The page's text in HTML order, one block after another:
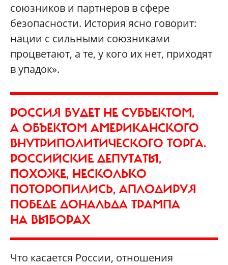
союзников и партнеров в сфере
безопасности. История ясно говорит:
нации с сильными союзниками
процветают, а те, у кого их нет, приходят
в упадок».
РОССИЯ БУДЕТ НЕ СУБЪЕКТОМ,
А ОБЪЕКТОМ АМЕРИКАНСКОГО
ВНУТРИПОЛИТИЧЕСКОГО ТОРГА.
РОССИЙСКИЕ ДЕПУТАТЫ,
ПОХОЖЕ, НЕСКОЛЬКО
ПОТОРОПИЛИСЬ, АПЛОДИРУЯ
ПОБЕДЕ ДОНАЛЬДА ТРАМПА
НА ВЫБОРАХ
Что касается России, отношения